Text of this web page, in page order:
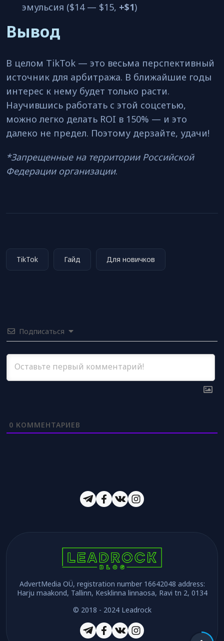
эмульсия ($14 — $15, +$1)
Вывод
В целом TikTok — это весьма перспективный
источник для арбитража. В ближайшие годы
интерес к нему будет только расти.
Научившись работать с этой соцсетью,
можно легко делать ROI в 150% — и это
далеко не предел. Поэтому дерзайте, удачи!
*Запрещенные на территории Российской
Федерации организации.
TikTok Гайд Для новичков
Подписаться
0 КОММЕНТАРИЕВ
AdvertMedia OÜ, registration number 16642048 address:
Harju maakond, Tallinn, Kesklinna linnaosa, Ravi tn 2, 0134
© 2018 - 2024 Leadrock